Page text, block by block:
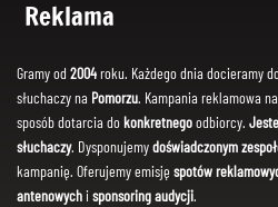
Reklama
Gramy od 2004roku. Każdego dnia docieramy
słuchaczy na Pomorzu. Kampania reklamowa
sposób dotarcia dokonkretnegoodbiorcy.
słuchaczy. Dysponujemydoświadczonym
kampanię. Oferujemy emisję spotów
antenowychi sponsoring audycji.